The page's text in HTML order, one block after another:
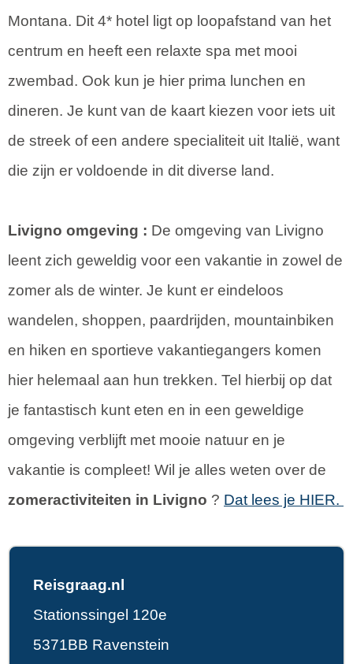
Montana. Dit 4* hotel ligt op loopafstand van het
centrum en heeft een relaxte spa met mooi
zwembad. Ook kun je hier prima lunchen en
dineren. Je kunt van de kaart kiezen voor iets uit
de streek of een andere specialiteit uit Italië, want
die zijn er voldoende in dit diverse land.
Livigno omgeving : De omgeving van Livigno
leent zich geweldig voor een vakantie in zowel de
zomer als de winter. Je kunt er eindeloos
wandelen, shoppen, paardrijden, mountainbiken
en hiken en sportieve vakantiegangers komen
hier helemaal aan hun trekken. Tel hierbij op dat
je fantastisch kunt eten en in een geweldige
omgeving verblijft met mooie natuur en je
vakantie is compleet! Wil je alles weten over de
zomeractiviteiten in Livigno ? Dat lees je HIER.
Reisgraag.nl
Stationssingel 120e
5371BB Ravenstein